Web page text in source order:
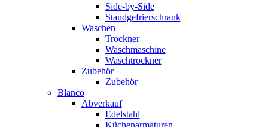
Side-by-Side
Standgefrierschrank
Waschen
Trockner
Waschmaschine
Waschtrockner
Zubehör
Zubehör
Blanco
Abverkauf
Edelstahl
Küchenarmaturen